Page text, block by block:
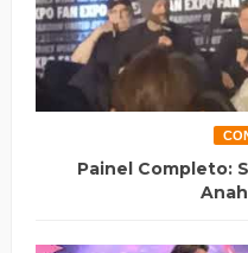
Painel Completo: